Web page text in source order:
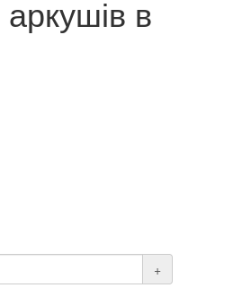
в
+